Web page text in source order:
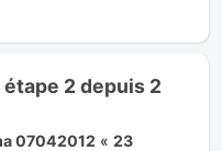
2 depuis 2
07042012 « 23